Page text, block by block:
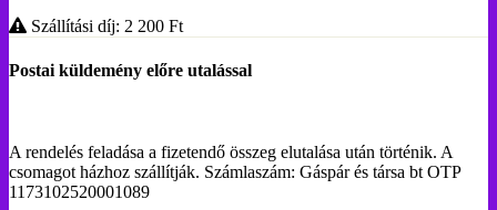
Szállítási díj: 2 200 Ft
Postai küldemény előre utalással
A rendelés feladása a fizetendő összeg elutalása után történik. A
csomagot házhoz szállítják. Számlaszám: Gáspár és társa bt OTP
1173102520001089